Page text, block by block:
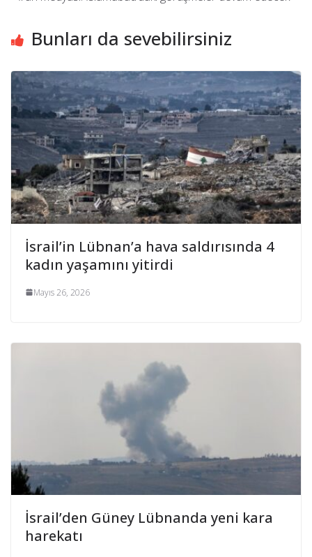
Bunları da sevebilirsiniz
İsrail’in Lübnan’a hava saldırısında 4
kadın yaşamını yitirdi
Mayıs 26, 2026
İsrail’den Güney Lübnanda yeni kara
harekatı